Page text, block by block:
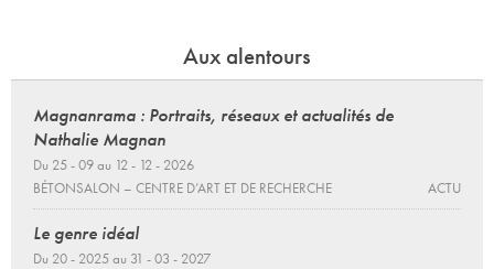
Aux alentours
Magnanrama : Portraits, réseaux et actualités de
Nathalie Magnan
Du 25 - 09 au 12 - 12 - 2026
BÉTONSALON – CENTRE D’ART ET DE RECHERCHE
ACTU
Le genre idéal
Du 20 - 2025 au 31 - 03 - 2027